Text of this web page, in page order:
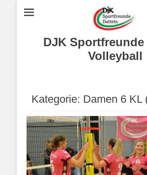
DJK Sportfreunde
Volleyball
Kategorie: Damen 6 KL